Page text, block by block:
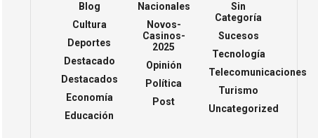
Blog
Cultura
Deportes
Destacado
Destacados
Economía
Educación
Nacionales
Novos-
Casinos-
2025
Opinión
Política
Post
Sin
Categoría
Sucesos
Tecnología
Telecomunicaciones
Turismo
Uncategorized